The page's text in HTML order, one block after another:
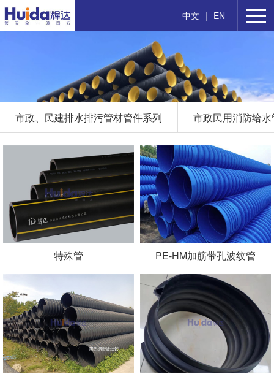
中文 | EN
市政、民建排水排污管材管件系列 市政民用消防给
特殊管 PE-HM加筋带孔波纹管